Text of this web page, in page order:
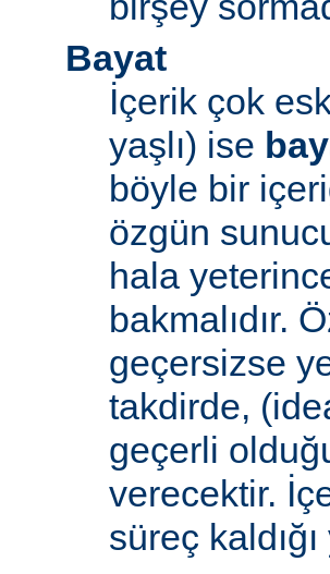
Bayat
İçerik çok
yaşlı) ise
böyle bir
özgün
hala
bakmalıdır.
geçersizse
takdirde,
geçerli
verecektir.
süreç